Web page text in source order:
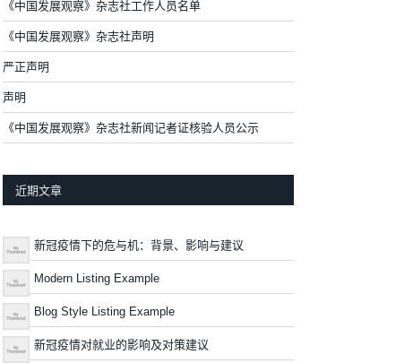
《中国发展观察》杂志社工作人员名单
《中国发展观察》杂志社声明
严正声明
声明
《中国发展观察》杂志社新闻记者证核验人员公示
近期文章
新冠疫情下的危与机：背景、影响与建议
Modern Listing Example
Blog Style Listing Example
新冠疫情对就业的影响及对策建议